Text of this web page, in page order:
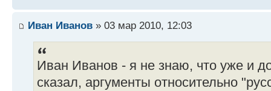
Иван Иванов » 03 мар 2010, 12:03
Иван Иванов - я не знаю, что уже и
сказал, аргументы относительно